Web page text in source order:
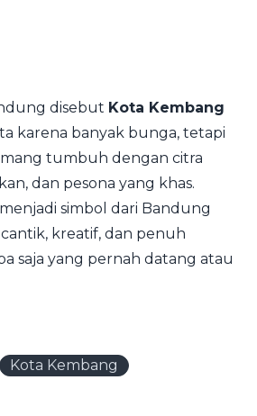
disebut Kota Kembang
karena banyak bunga, tetapi
tumbuh dengan citra
dan pesona yang khas.
simbol dari Bandung
kreatif, dan penuh
saja yang pernah datang atau
Kota Kembang